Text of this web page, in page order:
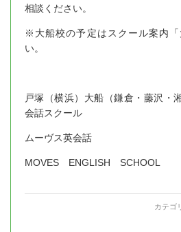
相談ください。
※大船校の予定はスクール案内「
い。
戸塚（横浜）大船（鎌倉・藤沢・
会話スクール
ムーヴス英会話
MOVES ENGLISH SCHOOL
カテゴ